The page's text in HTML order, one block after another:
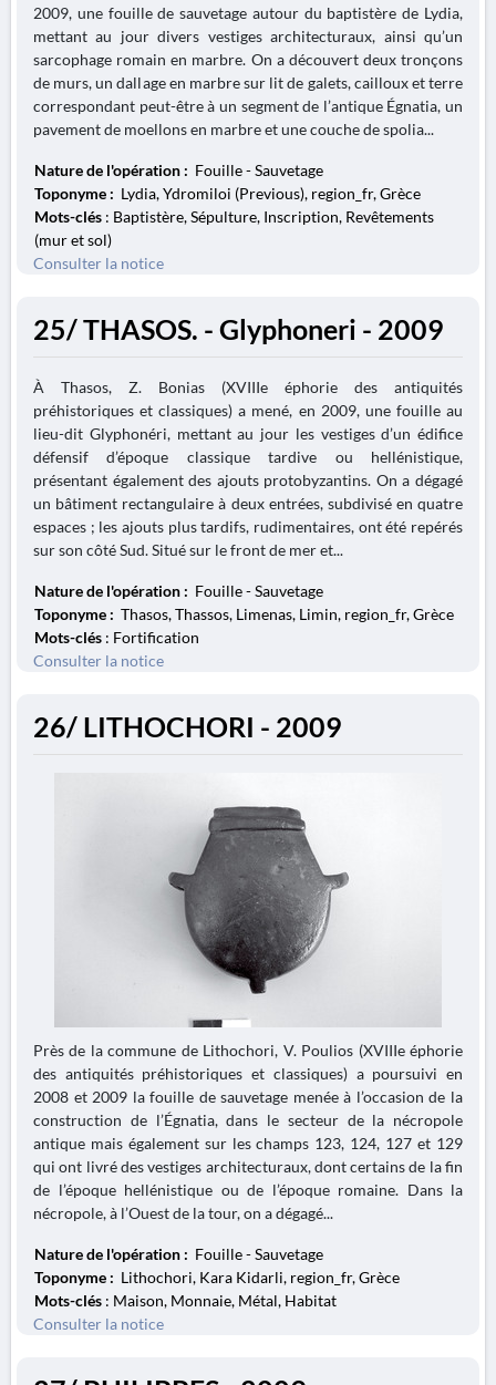
2009, une fouille de sauvetage autour du baptistère de Lydia,
mettant au jour divers vestiges architecturaux, ainsi qu’un
sarcophage romain en marbre. On a découvert deux tronçons
de murs, un dallage en marbre sur lit de galets, cailloux et terre
correspondant peut-être à un segment de l’antique Égnatia, un
pavement de moellons en marbre et une couche de spolia...
Nature de l'opération : Fouille - Sauvetage
Toponyme : Lydia, Ydromiloi (Previous), region_fr, Grèce
Mots-clés : Baptistère, Sépulture, Inscription, Revêtements
(mur et sol)
Consulter la notice
25/ THASOS. - Glyphoneri - 2009
À Thasos, Z. Bonias (XVIIIe éphorie des antiquités
préhistoriques et classiques) a mené, en 2009, une fouille au
lieu-dit Glyphonéri, mettant au jour les vestiges d’un édifice
défensif d’époque classique tardive ou hellénistique,
présentant également des ajouts protobyzantins. On a dégagé
un bâtiment rectangulaire à deux entrées, subdivisé en quatre
espaces ; les ajouts plus tardifs, rudimentaires, ont été repérés
sur son côté Sud. Situé sur le front de mer et...
Nature de l'opération : Fouille - Sauvetage
Toponyme : Thasos, Thassos, Limenas, Limin, region_fr, Grèce
Mots-clés : Fortification
Consulter la notice
26/ LITHOCHORI - 2009
Près de la commune de Lithochori, V. Poulios (XVIIIe éphorie
des antiquités préhistoriques et classiques) a poursuivi en
2008 et 2009 la fouille de sauvetage menée à l’occasion de la
construction de l’Égnatia, dans le secteur de la nécropole
antique mais également sur les champs 123, 124, 127 et 129
qui ont livré des vestiges architecturaux, dont certains de la fin
de l’époque hellénistique ou de l’époque romaine. Dans la
nécropole, à l’Ouest de la tour, on a dégagé...
Nature de l'opération : Fouille - Sauvetage
Toponyme : Lithochori, Kara Kidarli, region_fr, Grèce
Mots-clés : Maison, Monnaie, Métal, Habitat
Consulter la notice